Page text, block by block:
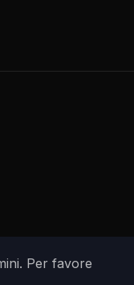
Per favore